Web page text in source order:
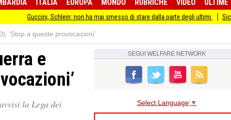
ITALIA EUROPA MONDO RUBRICHE VIDEO ULTIME
Schlein: non ha mai smesso di stare dalla parte degli ultimi Sicurezza I
‘Stop a queste provocazioni’
e
la Lega dei
SEGUI WELFARE NETWORK
Select Language ▼